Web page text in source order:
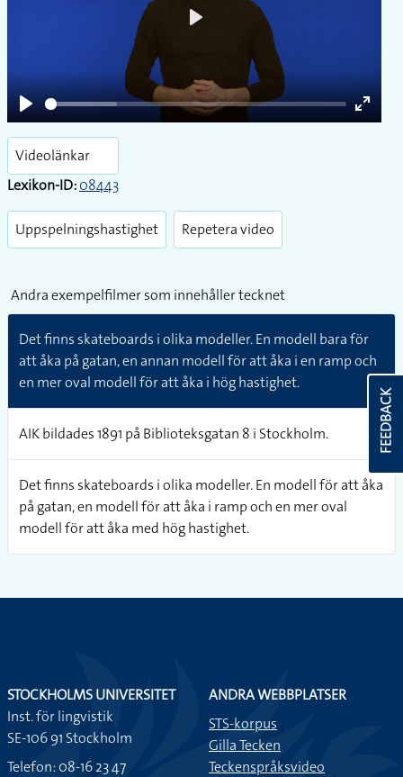
Play
Enter
Videolänkar
Lexikon-ID:08443
Uppspelningshastighet Repetera video
Andra exempelfilmer som innehåller tecknet
Det finns skateboards i olika modeller. En modell bara för
att åka på gatan, en annan modell för att åka i en ramp och
en mer oval modell för att åka i hög hastighet.
AIK bildades 1891 på Biblioteksgatan 8 i Stockholm.
Det finns skateboards i olika modeller. En modell för att åka
på gatan, en modell för att åka i ramp och en mer oval
modell för att åka med hög hastighet.
FEEDBACK
STOCKHOLMS UNIVERSITET
Inst. för lingvistik
SE-106 91 Stockholm
Telefon: 08-16 23 47
ANDRA WEBBPLATSER
STS-korpus
Gilla Tecken
Teckenspråksvideo